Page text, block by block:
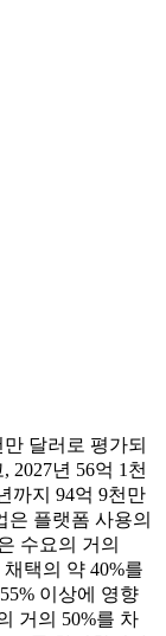
달러로 평가되
2027년 56억 1천
까지 94억 9천만
은 플랫폼 사용의
수요의 거의
택의 약 40%를
이상에 영향
거의 50%를 차